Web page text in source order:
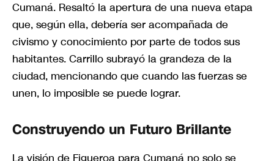
Cumaná. Resaltó la apertura de una nueva etapa
que, según ella, debería ser acompañada de
civismo y conocimiento por parte de todos sus
habitantes. Carrillo subrayó la grandeza de la
ciudad, mencionando que cuando las fuerzas se
unen, lo imposible se puede lograr.
Construyendo un Futuro Brillante